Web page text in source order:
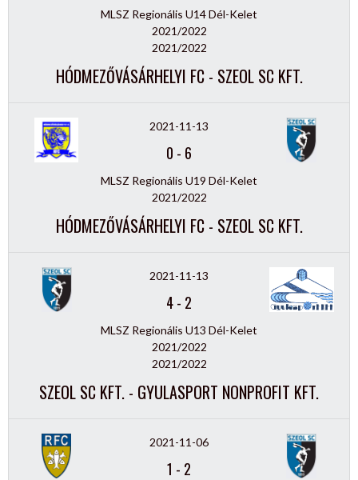
MLSZ Regionális U14 Dél-Kelet
2021/2022
2021/2022
HÓDMEZŐVÁSÁRHELYI FC - SZEOL SC KFT.
2021-11-13
0 - 6
MLSZ Regionális U19 Dél-Kelet
2021/2022
HÓDMEZŐVÁSÁRHELYI FC - SZEOL SC KFT.
2021-11-13
4- 2
MLSZ Regionális U13 Dél-Kelet
2021/2022
2021/2022
SZEOL SC KFT. - GYULASPORT NONPROFIT KFT.
2021-11-06
1 - 2